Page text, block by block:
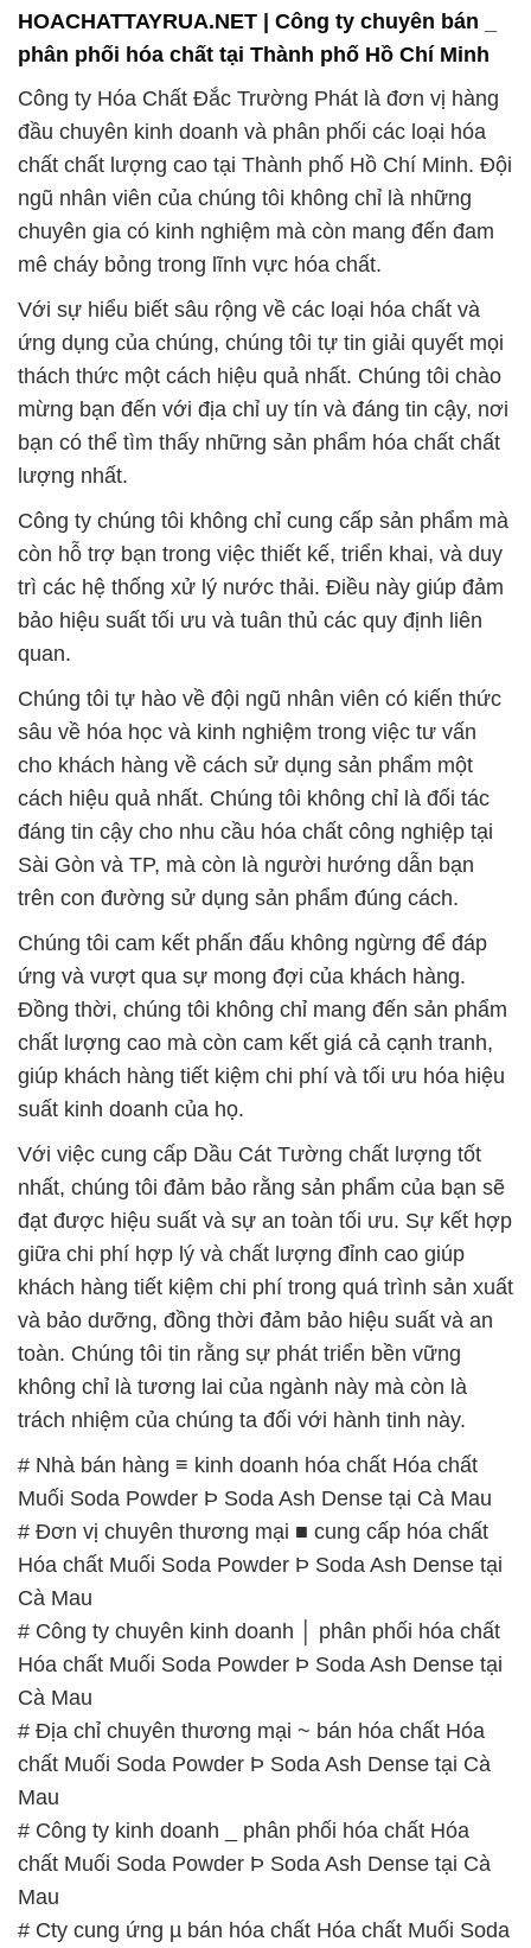
chất chất lượng cao tại Thành phố Hồ Chí Minh. Đội
ngũ nhân viên của chúng tôi không chỉ là những
chuyên gia có kinh nghiệm mà còn mang đến đam
mê cháy bỏng trong lĩnh vực hóa chất.
Với sự hiểu biết sâu rộng về các loại hóa chất và
ứng dụng của chúng, chúng tôi tự tin giải quyết mọi
thách thức một cách hiệu quả nhất. Chúng tôi chào
mừng bạn đến với địa chỉ uy tín và đáng tin cậy, nơi
bạn có thể tìm thấy những sản phẩm hóa chất chất
lượng nhất.
Công ty chúng tôi không chỉ cung cấp sản phẩm mà
còn hỗ trợ bạn trong việc thiết kế, triển khai, và duy
trì các hệ thống xử lý nước thải. Điều này giúp đảm
bảo hiệu suất tối ưu và tuân thủ các quy định liên
quan.
Chúng tôi tự hào về đội ngũ nhân viên có kiến thức
sâu về hóa học và kinh nghiệm trong việc tư vấn
cho khách hàng về cách sử dụng sản phẩm một
cách hiệu quả nhất. Chúng tôi không chỉ là đối tác
đáng tin cậy cho nhu cầu hóa chất công nghiệp tại
Sài Gòn và TP, mà còn là người hướng dẫn bạn
trên con đường sử dụng sản phẩm đúng cách.
Chúng tôi cam kết phấn đấu không ngừng để đáp
ứng và vượt qua sự mong đợi của khách hàng.
Đồng thời, chúng tôi không chỉ mang đến sản phẩm
chất lượng cao mà còn cam kết giá cả cạnh tranh,
giúp khách hàng tiết kiệm chi phí và tối ưu hóa hiệu
suất kinh doanh của họ.
Với việc cung cấp Dầu Cát Tường chất lượng tốt
nhất, chúng tôi đảm bảo rằng sản phẩm của bạn sẽ
đạt được hiệu suất và sự an toàn tối ưu. Sự kết hợp
giữa chi phí hợp lý và chất lượng đỉnh cao giúp
khách hàng tiết kiệm chi phí trong quá trình sản xuất
và bảo dưỡng, đồng thời đảm bảo hiệu suất và an
toàn. Chúng tôi tin rằng sự phát triển bền vững
không chỉ là tương lai của ngành này mà còn là
trách nhiệm của chúng ta đối với hành tinh này.
# Nhà bán hàng ≡ kinh doanh hóa chất Hóa chất
Muối Soda Powder Þ Soda Ash Dense tại Cà Mau
# Đơn vị chuyên thương mại ■ cung cấp hóa chất
Hóa chất Muối Soda Powder Þ Soda Ash Dense tại
Cà Mau
# Công ty chuyên kinh doanh │ phân phối hóa chất
Hóa chất Muối Soda Powder Þ Soda Ash Dense tại
Cà Mau
# Địa chỉ chuyên thương mại ~ bán hóa chất Hóa
chất Muối Soda Powder Þ Soda Ash Dense tại Cà
Mau
# Công ty kinh doanh _ phân phối hóa chất Hóa
chất Muối Soda Powder Þ Soda Ash Dense tại Cà
Mau
Powder Þ Soda Ash Dense tại Cà Mau
# Cung cấp ≈ kinh doanh hóa chất Hóa chất Muối
# Cty bán → cung ứng hóa chất Hóa chất Muối